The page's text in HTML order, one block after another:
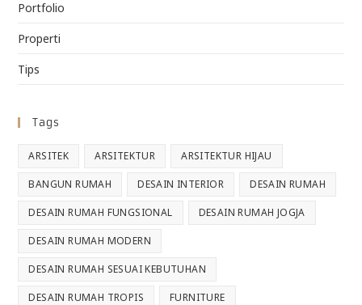
Portfolio
Properti
Tips
Tags
ARSITEK ARSITEKTUR ARSITEKTUR HIJAU
BANGUN RUMAH DESAIN INTERIOR DESAIN RUMAH
DESAIN RUMAH FUNGSIONAL DESAIN RUMAH JOGJA
DESAIN RUMAH MODERN
DESAIN RUMAH SESUAI KEBUTUHAN
DESAIN RUMAH TROPIS FURNITURE